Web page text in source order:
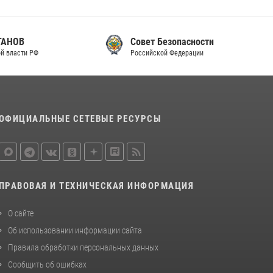
Совет Безопасности
Российской Федерации
СЕТЕВЫЕ РЕСУРСЫ
ПРАВОВАЯ И ТЕХНИЧЕСКАЯ ИНФОРМАЦИЯ
О сайте
Об использовании информации сайта
Правила обработки персональных данных
Сообщить об ошибках